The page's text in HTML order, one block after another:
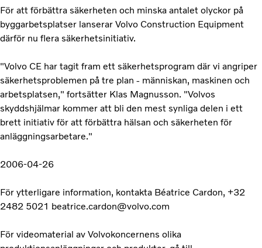
För att förbättra säkerheten och minska antalet olyckor på
byggarbetsplatser lanserar Volvo Construction Equipment
därför nu flera säkerhetsinitiativ.
"Volvo CE har tagit fram ett säkerhetsprogram där vi angriper
säkerhetsproblemen på tre plan - människan, maskinen och
arbetsplatsen," fortsätter Klas Magnusson. "Volvos
skyddshjälmar kommer att bli den mest synliga delen i ett
brett initiativ för att förbättra hälsan och säkerheten för
anläggningsarbetare."
2006-04-26
För ytterligare information, kontakta Béatrice Cardon, +32
2482 5021 beatrice.cardon@volvo.com
För videomaterial av Volvokoncernens olika